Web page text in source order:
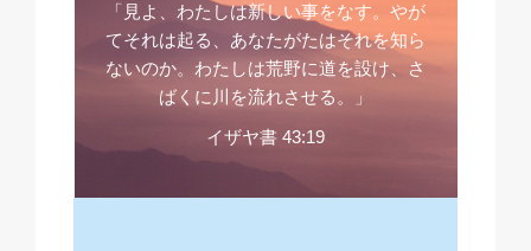
「見よ、わたしは新しい事をなす。やが
てそれは起る、あなたがたはそれを知ら
ないのか。わたしは荒野に道を設け、さ
ばくに川を流れさせる。」
イザヤ書 43:19